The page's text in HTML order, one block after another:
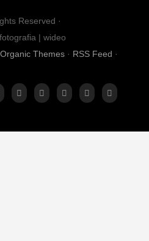
Reserved ·
| wideo
Organic Themes · RSS Feed ·